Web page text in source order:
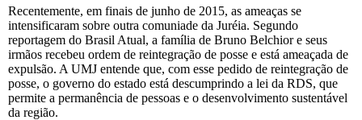
Recentemente, em finais de junho de 2015, as ameaças se
intensificaram sobre outra comuniade da Juréia. Segundo
reportagem do Brasil Atual, a família de Bruno Belchior e seus
irmãos recebeu ordem de reintegração de posse e está ameaçada de
expulsão. A UMJ entende que, com esse pedido de reintegração de
posse, o governo do estado está descumprindo a lei da RDS, que
permite a permanência de pessoas e o desenvolvimento sustentável
da região.